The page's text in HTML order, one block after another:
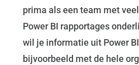
prima als een team met
Power BI rapportages
wil je informatie uit Power
bijvoorbeeld met de hele